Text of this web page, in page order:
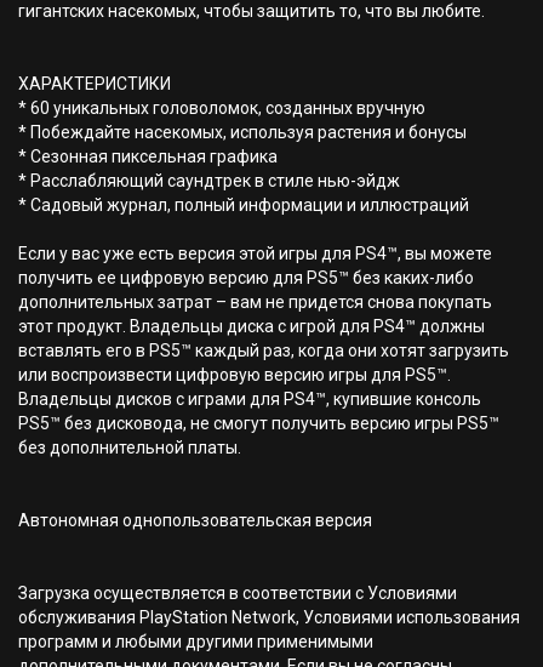
гигантских насекомых, чтобы защитить то, что вы любите.
ХАРАКТЕРИСТИКИ
* 60 уникальных головоломок, созданных вручную
* Побеждайте насекомых, используя растения и бонусы
* Сезонная пиксельная графика
* Расслабляющий саундтрек в стиле нью-эйдж
* Садовый журнал, полный информации и иллюстраций
Если у вас уже есть версия этой игры для PS4™, вы можете
получить ее цифровую версию для PS5™ без каких-либо
дополнительных затрат – вам не придется снова покупать
этот продукт. Владельцы диска с игрой для PS4™ должны
вставлять его в PS5™ каждый раз, когда они хотят загрузить
или воспроизвести цифровую версию игры для PS5™.
Владельцы дисков с играми для PS4™, купившие консоль
PS5™ без дисковода, не смогут получить версию игры PS5™
без дополнительной платы.
Автономная однопользовательская версия
Загрузка осуществляется в соответствии с Условиями
обслуживания PlayStation Network, Условиями использования
программ и любыми другими применимыми